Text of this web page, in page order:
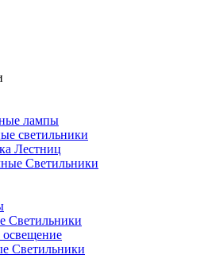
лампы
светильники
Лестниц
Светильники
Светильники
Светильники